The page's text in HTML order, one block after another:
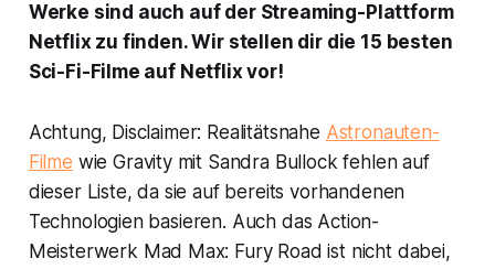
Werke sind auch auf der Streaming-Plattform
Netflix zu finden. Wir stellen dir die 15 besten
Sci-Fi-Filme auf Netflix vor!
Achtung, Disclaimer: Realitätsnahe Astronauten-
Filme wieGravitymit Sandra Bullock fehlen auf
dieser Liste, da sie auf bereits vorhandenen
Technologien basieren. Auch das Action-
Meisterwerk Mad Max: Fury Road ist nicht dabei,